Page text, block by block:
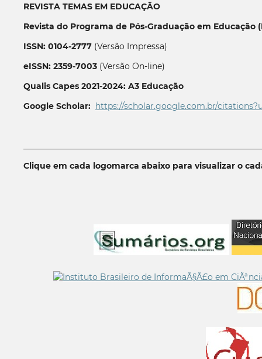
REVISTA TEMAS EM EDUCAÇÃO
Revista do Programa de Pós-Graduação em Educação
ISSN: 0104-2777(Versão Impressa)
eISSN: 2359-7003(Versão On-line)
Qualis Capes 2021-2024: A3 Educação
Google Scholar: https://scholar.google.com.br/
Clique em cada logomarca abaixo para visualizar o